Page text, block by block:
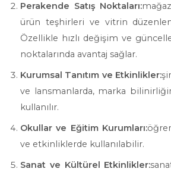
Perakende Satış Noktaları:
ürün teşhirleri ve vitrin
Özellikle hızlı değişim ve
noktalarında avantaj sağlar.
Kurumsal Tanıtım ve Etkinlikler:
ve lansmanlarda, marka
kullanılır.
Okullar ve Eğitim Kurumları:
ve etkinliklerde kullanılabilir.
Sanat ve Kültürel Etkinlikler: